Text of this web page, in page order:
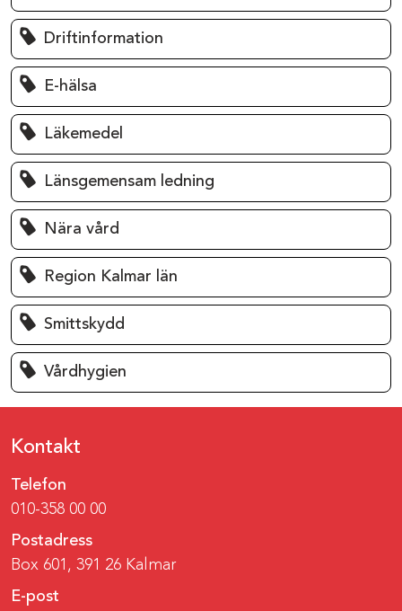
Driftinformation
E-hälsa
Läkemedel
Länsgemensam ledning
Nära vård
Region Kalmar län
Smittskydd
Vårdhygien
Kontakt
Telefon
010-358 00 00
Postadress
Box 601, 391 26 Kalmar
E-post